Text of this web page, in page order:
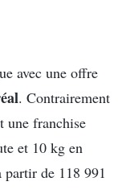
avec une offre
. Contrairement
une franchise
et 10 kg en
de 118 991